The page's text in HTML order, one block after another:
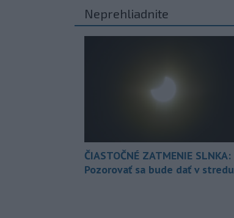
Neprehliadnite
ČIASTOČNÉ ZATMENIE SLNKA:
Pozorovať sa bude dať v stredu